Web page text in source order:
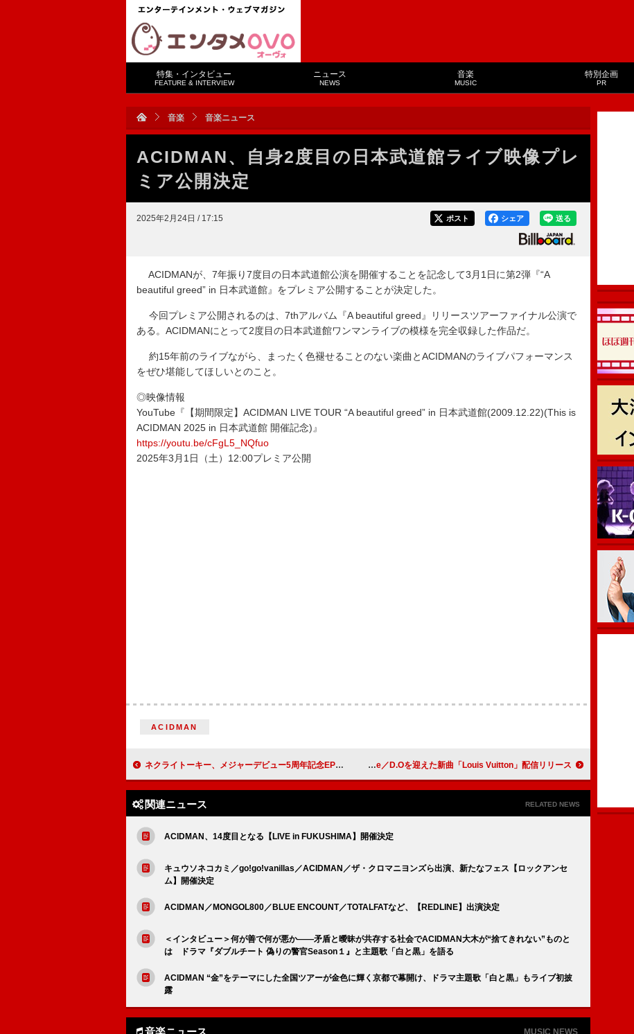
特集・インタビュー
FEATURE & INTERVIEW
ニュース
NEWS
音楽
MUSIC
特別企画
PR
音楽 音楽ニュース
ACIDMAN、自身2度目の日本武道館ライブ映像プレ
ミア公開決定
2025年2月24日 / 17:15 送る
シェア
ポスト
ACIDMANが、7年振り7度目の日本武道館公演を開催することを記念して3月1日に第2弾『“A
beautiful greed” in 日本武道館』をプレミア公開することが決定した。
今回プレミア公開されるのは、7thアルバム『A beautiful greed』リリースツアーファイナル公演で
ある。ACIDMANにとって2度目の日本武道館ワンマンライブの模様を完全収録した作品だ。
約15年前のライブながら、まったく色褪せることのない楽曲とACIDMANのライブパフォーマンス
をぜひ堪能してほしいとのこと。
◎映像情報
YouTube『【期間限定】ACIDMAN LIVE TOUR “A beautiful greed” in 日本武道館(2009.12.22)(This is
ACIDMAN 2025 in 日本武道館 開催記念)』
https://youtu.be/cFgL5_NQfuo
2025年3月1日（土）12:00プレミア公開
ACIDMAN
ネクライトーキー、メジャーデビュー5周年記念EP詳細発表 SALU、Red Eye／D.Oを迎えた新曲「Louis Vuitton」配信リリース
関連ニュース RELATED NEWS
ACIDMAN、14度目となる【LIVE in FUKUSHIMA】開催決定
キュウソネコカミ／go!go!vanillas／ACIDMAN／ザ・クロマニヨンズら出演、新たなフェス【ロックアンセ
ム】開催決定
ACIDMAN／MONGOL800／BLUE ENCOUNT／TOTALFATなど、【REDLINE】出演決定
＜インタビュー＞何が善で何が悪か――矛盾と曖昧が共存する社会でACIDMAN大木が“捨てきれない”ものと
は ドラマ『ダブルチート 偽りの警官Season１』と主題歌「白と黒」を語る
ACIDMAN “金”をテーマにした全国ツアーが金色に輝く京都で幕開け、ドラマ主題歌「白と黒」もライブ初披
露
音楽ニュース MUSIC NEWS